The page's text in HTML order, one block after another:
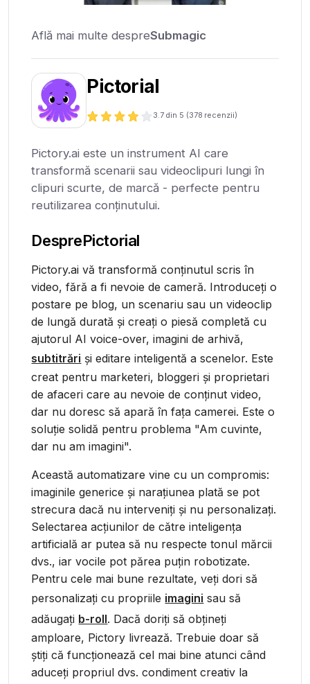
Află mai multe despreSubmagic
Pictorial
3.7 din 5 (378 recenzii)
Pictory.ai este un instrument AI care
transformă scenarii sau videoclipuri lungi în
clipuri scurte, de marcă - perfecte pentru
reutilizarea conținutului.
DesprePictorial
Pictory.ai vă transformă conținutul scris în
video, fără a fi nevoie de cameră. Introduceți o
postare pe blog, un scenariu sau un videoclip
de lungă durată și creați o piesă completă cu
ajutorul AI voice-over, imagini de arhivă,
subtitrări și editare inteligentă a scenelor. Este
creat pentru marketeri, bloggeri și proprietari
de afaceri care au nevoie de conținut video,
dar nu doresc să apară în fața camerei. Este o
soluție solidă pentru problema "Am cuvinte,
dar nu am imagini".
Această automatizare vine cu un compromis:
imaginile generice și narațiunea plată se pot
strecura dacă nu interveniți și nu personalizați.
Selectarea acțiunilor de către inteligența
artificială ar putea să nu respecte tonul mărcii
dvs., iar vocile pot părea puțin robotizate.
Pentru cele mai bune rezultate, veți dori să
personalizați cu propriile imagini sau să
adăugați b-roll. Dacă doriți să obțineți
amploare, Pictory livrează. Trebuie doar să
știți că funcționează cel mai bine atunci când
aduceți propriul dvs. condiment creativ la